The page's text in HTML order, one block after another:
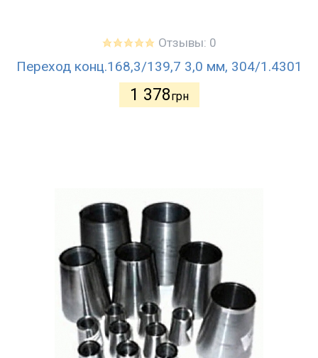
Отзывы: 0
Переход конц.168,3/139,7 3,0 мм, 304/1.4301
1 378грн